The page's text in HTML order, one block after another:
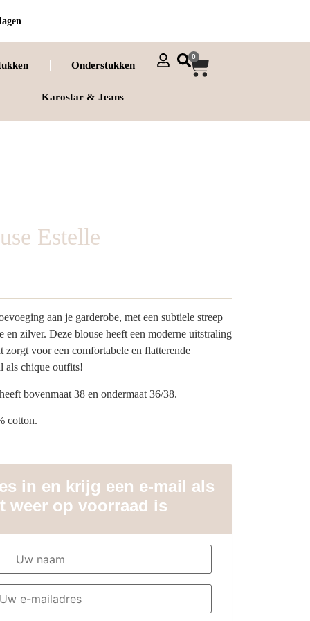
Onderstukken
Karostar & Jeans
0
Estelle
aan je garderobe, met een subtiele streep
zilver. Deze blouse heeft een moderne uitstraling
zorgt voor een comfortabele en flatterende
als chique outfits!
bovenmaat 38 en ondermaat 36/38.
cotton.
in en krijg een e-mail als
weer op voorraad is